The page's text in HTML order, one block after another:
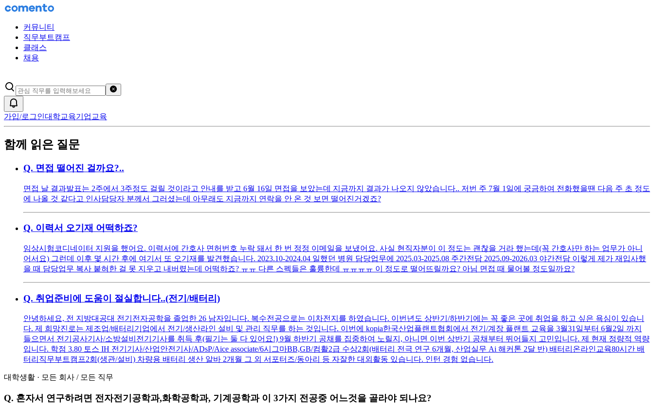
커뮤니티
직무부트캠프
클래스
채용
가입/로그인대학교육기업교육
함께 읽은 질문
Q. 면접 떨어진 걸까요?..
면접 날 결과발표는 2주에서 3주정도 걸릴 것이라고 안내를 받고 6월 16일 면접을 보았는데 지금까지 결과가 나오지 않았습니다.. 저번 주 7월 1일에 궁금하여 전화했을땐 다음 주 초 정도
에 나올 것 같다고 인사담당자 분께서 그러셨는데 아무래도 지금까지 연락을 안 온 것 보면 떨어진거겠죠?
Q. 이력서 오기재 어떡하죠?
임상시험코디네이터 지원을 했어요. 이력서에 간호사 면허번호 누락 돼서 한 번 정정 이메일을 보냈어요. 사실 현직자분이 이 정도는 괜찮을 거라 했는데(꼭 간호사만 하는 업무가 아니
어서요) 그런데 이후 몇 시간 후에 여기서 또 오기재를 발견했습니다. 2023.10-2024.04 일했던 병원 담당업무에 2025.03-2025.08 주간전담 2025.09-2026.03 야간전담 이렇게 제가 재입사했
을 때 담당업무 복사 붙혀한 걸 못 지우고 내버렸는데 어떡하죠? ㅠㅠ 다른 스펙들은 훌륭한데 ㅠㅠㅠㅠ 이 정도로 떨어뜨릴까요? 아님 면접 때 물어볼 정도일까요?
Q. 취업준비에 도움이 절실합니다..(전기/배터리)
안녕하세요, 전 지방대공대 전기전자공학을 졸업한 26 남자입니다. 복수전공으로는 이차전지를 하였습니다. 이번년도 상반기/하반기에는 꼭 좋은 곳에 취업을 하고 싶은 욕심이 있습니
다. 제 희망진로는 제조업/배터리기업에서 전기/생산라인 설비 및 관리 직무를 하는 것입니다. 이번에 kopia한국산업플랜트협회에서 전기/계장 플랜트 교육을 3월31일부터 6월2일 까지
들으면서 전기공사기사/소방설비전기기사를 취득 후(필기는 둘 다 있어요!) 9월 하반기 공채를 집중하여 노릴지, 아니면 이번 상반기 공채부터 뛰어들지 고민입니다. 제 현재 정량적 역량
입니다. 학점 3.80 토스 IH 전기기사/산업안전기사/ADsP/Aice associate/6시그마BB,GB/컴활2급 수상2회(배터리 전극 연구 6개월, 산업실무 Ai 해커톤 2달 반) 배터리온라인교육80시간 배
터리직무부트캠프2회(생관/설비) 차량용 배터리 생산 알바 2개월 그 외 서포터즈/동아리 등 자잘한 대외활동 있습니다. 인턴 경험 없습니다.
대학생활 · 모든 회사 / 모든 직무
Q. 혼자서 연구하려면 전자전기공학과,화학공학과, 기계공학과 이 3가지 전공중 어느것을 골라야 되나요?